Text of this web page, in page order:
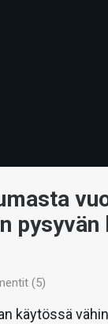
pysyvän
(5)
käytössä